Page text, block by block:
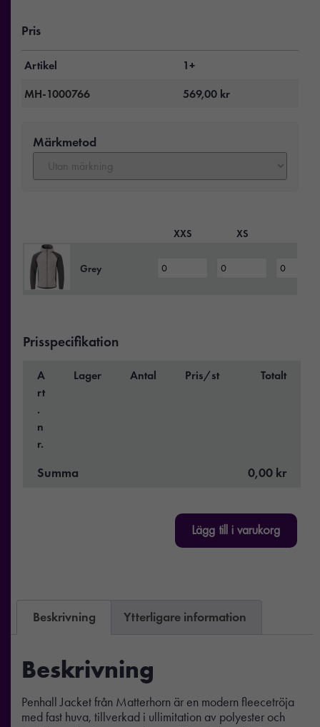
Pris
Artikel
1+
MH-1000766
569,00 kr
Märkmetod
XXS XS
Grey
Prisspecifikation
A
rt
.
n
r.
Lager Antal Pris/st Totalt
Summa 0,00 kr
Lägg till i varukorg
Beskrivning Ytterligare information
Beskrivning
Penhall Jacket från Matterhorn är en modern fleecetröja
med fast huva, tillverkad i ullimitation av polyester och